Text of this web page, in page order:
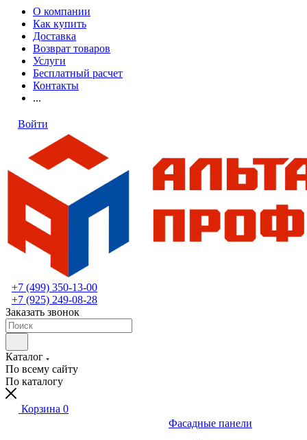
О компании
Как купить
Доставка
Возврат товаров
Услуги
Бесплатный расчет
Контакты
...
Войти
+7 (499) 350-13-00
+7 (925) 249-08-28
Заказать звонок
Каталог
По всему сайту
По каталогу
Корзина 0
Фасадные панели